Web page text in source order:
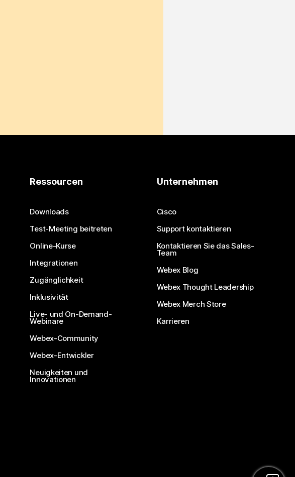
Ressourcen
Downloads
Test-Meeting beitreten
Online-Kurse
Integrationen
Zugänglichkeit
Inklusivität
Live- und On-Demand-
Webinare
Webex-Community
Webex-Entwickler
Neuigkeiten und
Innovationen
Unternehmen
Cisco
Support kontaktieren
Kontaktieren Sie das Sales-
Team
Webex Blog
Webex Thought Leadership
Webex Merch Store
Karrieren